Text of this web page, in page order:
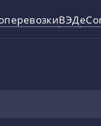
ВЭД